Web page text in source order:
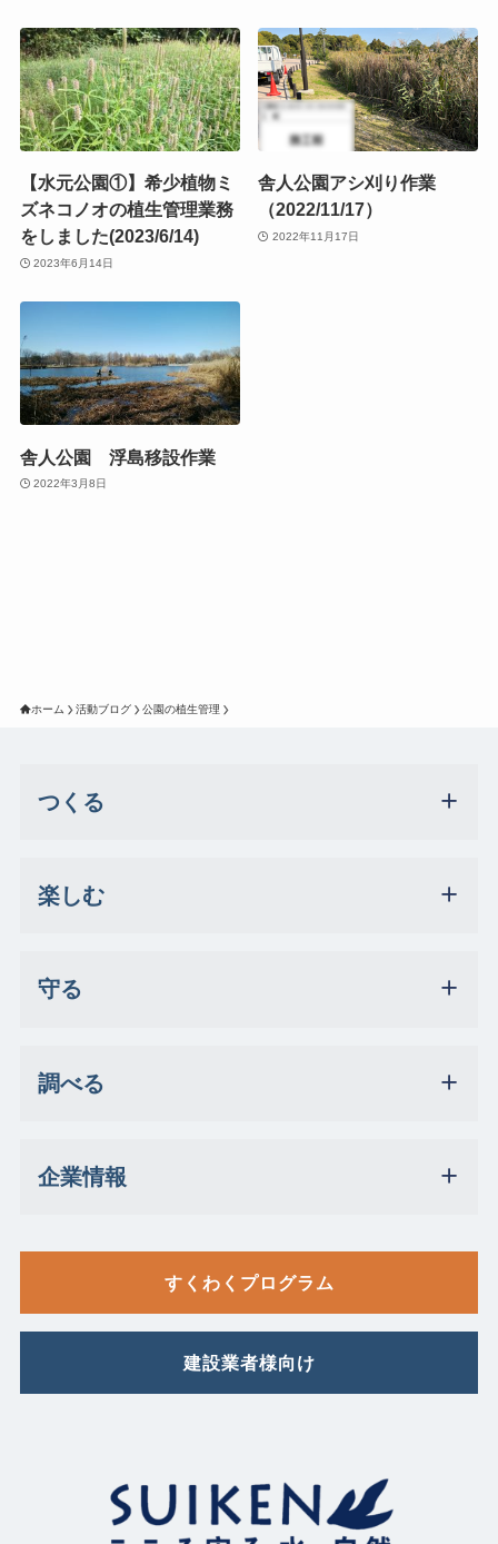
【水元公園①】希少植物ミ
ズネコノオの植生管理業務
をしました(2023/6/14)
2023年6月14日
舎人公園アシ刈り作業
（2022/11/17）
2022年11月17日
舎人公園 浮島移設作業
2022年3月8日
ホーム 活動ブログ 公園の植生管理
つくる
楽しむ
守る
調べる
企業情報
すくわくプログラム
建設業者様向け